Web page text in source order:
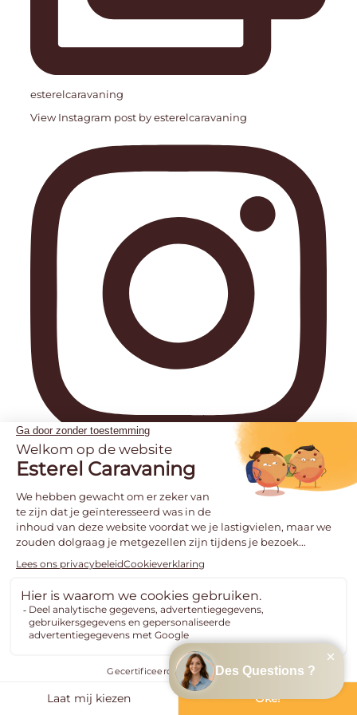
esterelcaravaning
View Instagram post by esterelcaravaning